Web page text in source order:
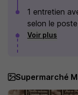
1 entretien
selon le
Voir plus
Supermarché